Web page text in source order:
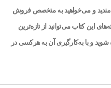
و می‌خواهید به متخصص فروش
این کتاب می‌توانید از تازه‌ترین
و با به‌کارگیری آن به هرکسی در